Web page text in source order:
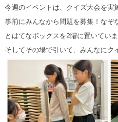
今週のイベントは、クイズ大会を実
事前にみんなから問題を募集！なぞ
とはてなボックスを2階に置いてい
そしてその場で引いて、みんなにク